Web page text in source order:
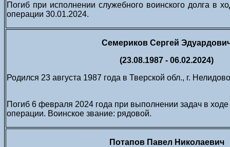
Погиб при исполнении служебного воинского долга в
операции 30.01.2024.
Семериков Сергей
(23.08.1987 - 06.02.2024)
Родился 23 августа 1987 года в Тверской обл., г.
Погиб 6 февраля 2024 года при выполнении задач в
операции. Воинское звание: рядовой.
Потапов Павел Николаевич